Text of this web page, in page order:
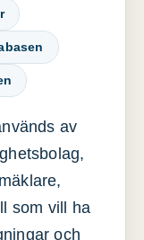
av
som vill ha
och